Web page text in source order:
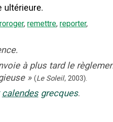
ultérieure.
, remettre, reporter,
à plus tard le
» (Le Soleil, 2003).
calendes grecques.